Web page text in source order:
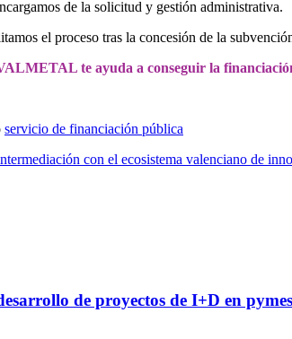
de la solicitud y gestión administrativa.
el proceso tras la concesión de la
te ayuda a conseguir la
servicio de financiación pública
con el ecosistema valenciano de
de proyectos de I+D en pymes